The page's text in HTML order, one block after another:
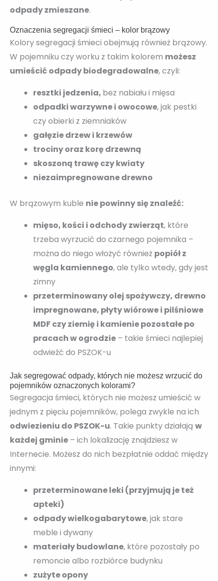
odpady zmieszane.
Oznaczenia segregacji śmieci – kolor brązowy
Kolory segregacji śmieci obejmują również brązowy.
W pojemniku czy worku z takim kolorem możesz
umieścić odpady biodegradowalne, czyli:
resztki jedzenia, bez nabiału i mięsa
odpadki warzywne i owocowe, jak pestki
czy obierki z ziemniaków
gałęzie drzew i krzewów
trociny oraz korę drzewną
skoszoną trawę czy kwiaty
niezaimpregnowane drewno
W brązowym kuble nie powinny się znaleźć:
mięso, kości i odchody zwierząt, które
trzeba wyrzucić do czarnego pojemnika –
można do niego włożyć również popiół z
węgla kamiennego, ale tylko wtedy, gdy jest
zimny
przeterminowany olej spożywczy, drewno
impregnowane, płyty wiórowe i pilśniowe
MDF czy ziemię i kamienie pozostałe po
pracach w ogrodzie – takie śmieci najlepiej
odwieźć do PSZOK-u
Jak segregować odpady, których nie możesz wrzucić do
pojemników oznaczonych kolorami?
Segregacja śmieci, których nie możesz umieścić w
jednym z pięciu pojemników, polega zwykle na ich
odwiezieniu do PSZOK-u. Takie punkty działają w
każdej gminie – ich lokalizację znajdziesz w
Internecie. Możesz do nich bezpłatnie oddać między
innymi:
przeterminowane leki (przyjmują je też
apteki)
odpady wielkogabarytowe, jak stare
meble i dywany
materiały budowlane, które pozostały po
remoncie albo rozbiórce budynku
zużyte opony